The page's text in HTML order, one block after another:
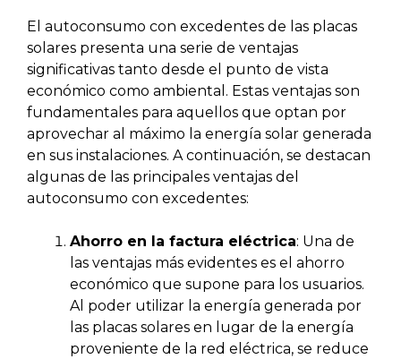
El autoconsumo con excedentes de las placas
solares presenta una serie de ventajas
significativas tanto desde el punto de vista
económico como ambiental. Estas ventajas son
fundamentales para aquellos que optan por
aprovechar al máximo la energía solar generada
en sus instalaciones. A continuación, se destacan
algunas de las principales ventajas del
autoconsumo con excedentes:
Ahorro en la factura eléctrica: Una de
las ventajas más evidentes es el ahorro
económico que supone para los usuarios.
Al poder utilizar la energía generada por
las placas solares en lugar de la energía
proveniente de la red eléctrica, se reduce